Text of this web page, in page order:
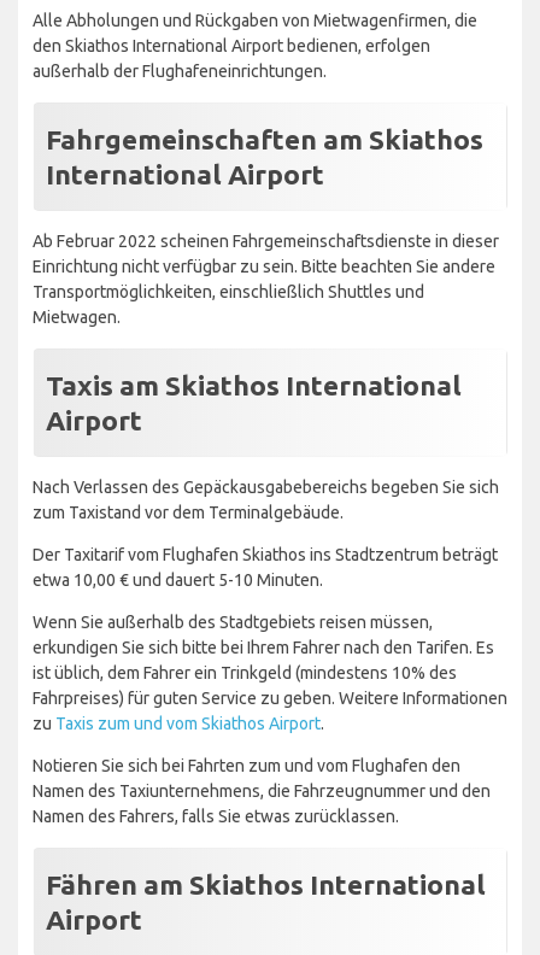
Alle Abholungen und Rückgaben von Mietwagenfirmen, die
den Skiathos International Airport bedienen, erfolgen
außerhalb der Flughafeneinrichtungen.
Fahrgemeinschaften am Skiathos
International Airport
Ab Februar 2022 scheinen Fahrgemeinschaftsdienste in dieser
Einrichtung nicht verfügbar zu sein. Bitte beachten Sie andere
Transportmöglichkeiten, einschließlich Shuttles und
Mietwagen.
Taxis am Skiathos International
Airport
Nach Verlassen des Gepäckausgabebereichs begeben Sie sich
zum Taxistand vor dem Terminalgebäude.
Der Taxitarif vom Flughafen Skiathos ins Stadtzentrum beträgt
etwa 10,00 € und dauert 5-10 Minuten.
Wenn Sie außerhalb des Stadtgebiets reisen müssen,
erkundigen Sie sich bitte bei Ihrem Fahrer nach den Tarifen. Es
ist üblich, dem Fahrer ein Trinkgeld (mindestens 10% des
Fahrpreises) für guten Service zu geben. Weitere Informationen
zu Taxis zum und vom Skiathos Airport.
Notieren Sie sich bei Fahrten zum und vom Flughafen den
Namen des Taxiunternehmens, die Fahrzeugnummer und den
Namen des Fahrers, falls Sie etwas zurücklassen.
Fähren am Skiathos International
Airport